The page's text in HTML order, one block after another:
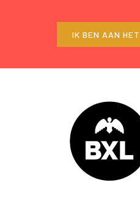
IK BEN AAN